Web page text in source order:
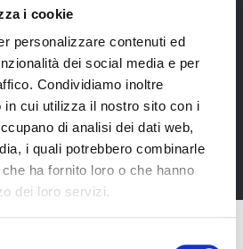
i cookie
personalizzare contenuti ed
dei social media e per
Condividiamo inoltre
in cui utilizza il nostro sito con i
di analisi dei dati web,
i quali potrebbero combinarle
ha fornito loro o che hanno
dei loro servizi.
sui nostri eventi, ricevi
Naturalmente senza